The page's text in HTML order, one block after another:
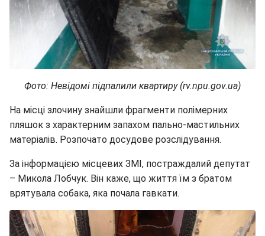
Фото: Невідомі підпалили квартиру (rv.npu.gov.ua)
На місці злочину знайшли фрагменти полімерних
пляшок з характерним запахом пально-мастильних
матеріалів. Розпочато досудове розслідування.
За інформацією місцевих ЗМІ, постраждалий депутат
– Микола Лобчук. Він каже, що життя їм з братом
врятувала собака, яка почала гавкати.